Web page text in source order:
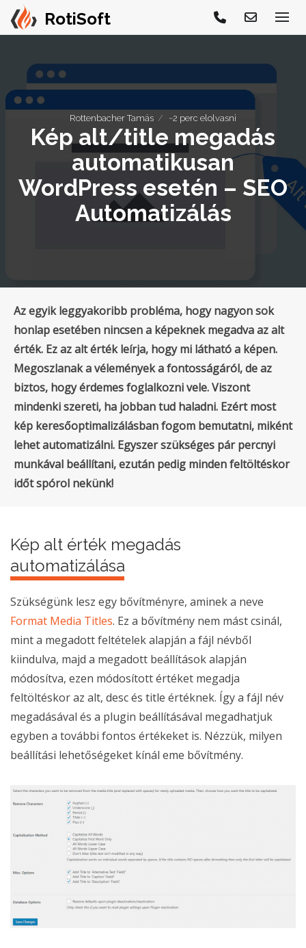
Rottenbacher Tamás ~2 perc elolvasni
Kép alt/title megadás
automatikusan
WordPress esetén – SEO
Automatizálás
Az egyik leggyakoribb probléma, hogy nagyon sok
honlap esetében nincsen a képeknek megadva az alt
érték. Ez az alt érték leírja, hogy mi látható a képen.
Megoszlanak a vélemények a fontosságáról, de az
biztos, hogy érdemes foglalkozni vele. Viszont
mindenki szereti, ha jobban tud haladni. Ezért most
kép keresőoptimalizálásban fogom bemutatni, miként
lehet automatizálni. Egyszer szükséges pár percnyi
munkával beállítani, ezután pedig minden feltöltéskor
időt spórol nekünk!
Kép alt érték megadás
automatizálása
Szükségünk lesz egy bővítményre, aminek a neve
Format Media Titles. Ez a bővítmény nem mást csinál,
mint a megadott feltételek alapján a fájl névből
kiindulva, majd a megadott beállítások alapján
módosítva, ezen módosított értéket megadja
feltöltéskor az alt, desc és title értéknek. Így a fájl név
megadásával és a plugin beállításával megadhatjuk
egyben a további fontos értékeket is. Nézzük, milyen
beállítási lehetőségeket kínál eme bővítmény.